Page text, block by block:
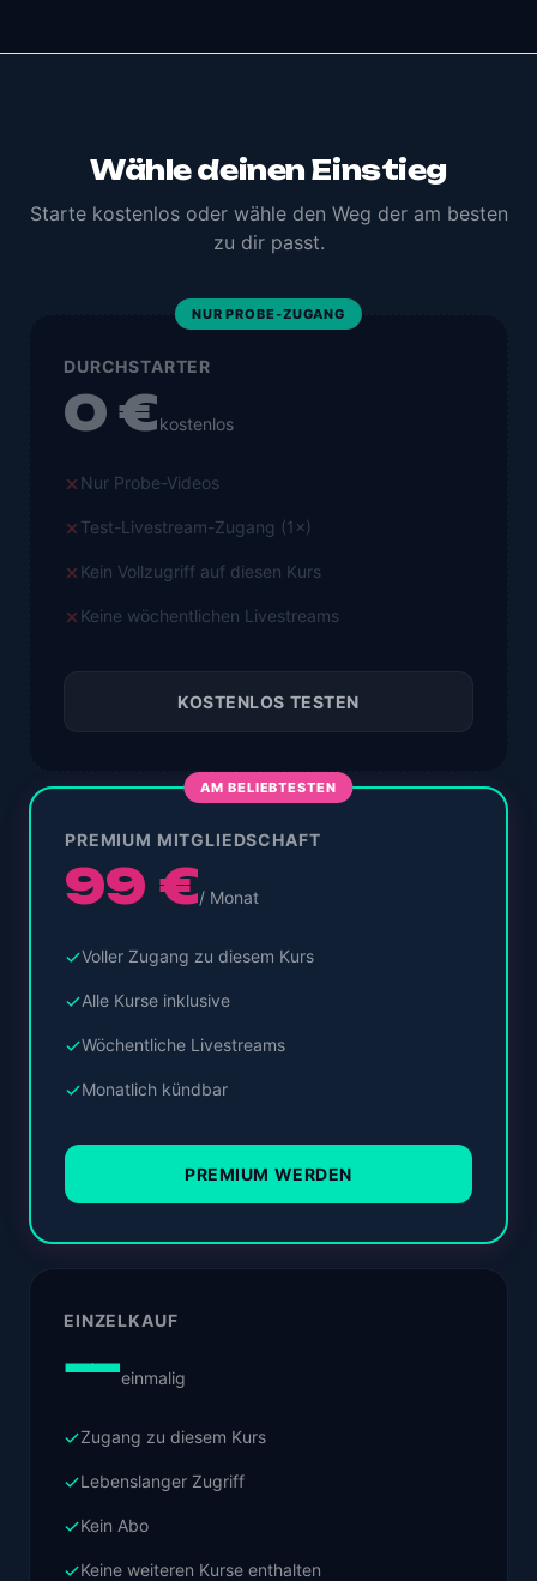
Wähle deinen Einstieg
Starte kostenlos oder wähle den Weg der am besten
zu dir passt.
NUR PROBE-ZUGANG
DURCHSTARTER
0 €kostenlos
Nur Probe-Videos
Test-Livestream-Zugang (1×)
Kein Vollzugriff auf diesen Kurs
Keine wöchentlichen Livestreams
KOSTENLOS TESTEN
AM BELIEBTESTEN
PREMIUM MITGLIEDSCHAFT
99 €/ Monat
Voller Zugang zu diesem Kurs
Alle Kurse inklusive
Wöchentliche Livestreams
Monatlich kündbar
PREMIUM WERDEN
EINZELKAUF
—einmalig
Zugang zu diesem Kurs
Lebenslanger Zugriff
Kein Abo
Keine weiteren Kurse enthalten